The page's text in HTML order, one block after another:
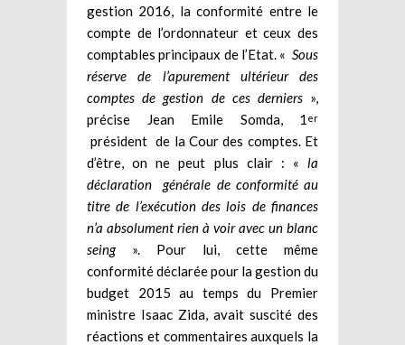
gestion 2016, la conformité entre le
compte de l’ordonnateur et ceux des
comptables principaux de l’Etat. « Sous
réserve de l’apurement ultérieur des
comptes de gestion de ces derniers »,
précise Jean Emile Somda, 1 er
président de la Cour des comptes. Et
d’être, on ne peut plus clair : « la
déclaration générale de conformité au
titre de l’exécution des lois de finances
n’a absolument rien à voir avec un blanc
seing». Pour lui, cette même
conformité déclarée pour la gestion du
budget 2015 au temps du Premier
ministre Isaac Zida, avait suscité des
réactions et commentaires auxquels la